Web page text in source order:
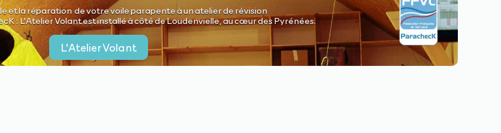
et la réparation de votre voile parapente à un atelier de révision
: L'Atelier Volant est installé à côté de Loudenvielle, au cœur des Pyrénées.
L'Atelier Volant